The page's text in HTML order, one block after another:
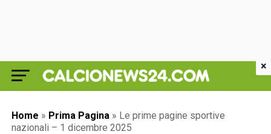
Home » Prima Pagina » Le prime pagine sportive
nazionali – 1 dicembre 2025
×